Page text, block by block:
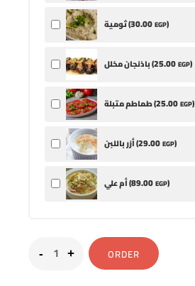
ثومية (30.00EGP)
باذنجان مخلل (25.00EGP)
طماطم متبلة (25.00EGP)
أزر باللبن (29.00EGP)
أم علي (89.00EGP)
ORDER